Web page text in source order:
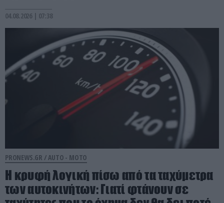
04.08.2026 | 07:38
PRONEWS.GR /AUTO - MOTO
Η κρυφή λογική πίσω από τα ταχύμετρα
των αυτοκινήτων: Γιατί φτάνουν σε